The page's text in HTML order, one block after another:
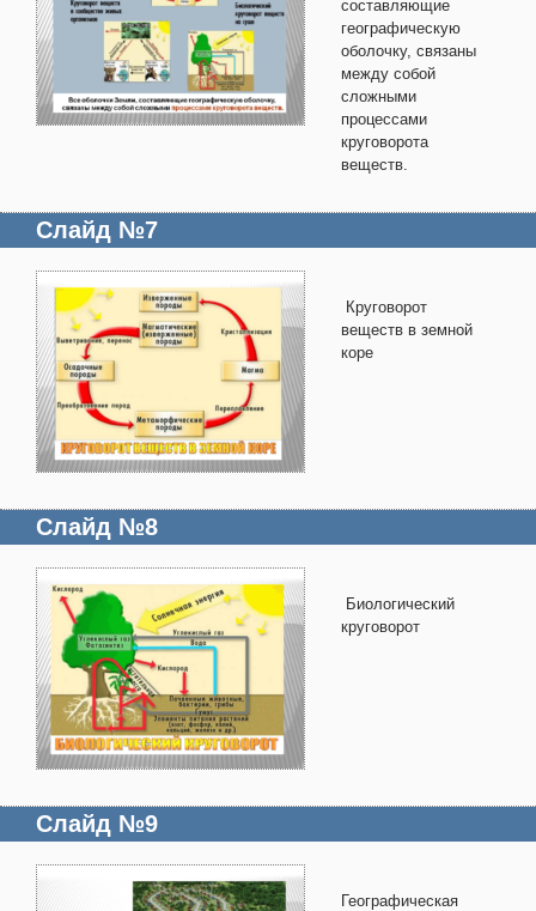
составляющие
географическую
оболочку, связаны
между собой
сложными
процессами
круговорота
веществ.
Слайд №7
Круговорот
веществ в земной
коре
Слайд №8
Биологический
круговорот
Слайд №9
Географическая